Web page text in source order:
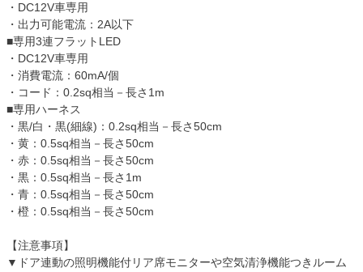
・DC12V車専用
・出力可能電流：2A以下
■専用3連フラットLED
・DC12V車専用
・消費電流：60mA/個
・コード：0.2sq相当－長さ1m
■専用ハーネス
・黒/白・黒(細線)：0.2sq相当－長さ50cm
・黄：0.5sq相当－長さ50cm
・赤：0.5sq相当－長さ50cm
・黒：0.5sq相当－長さ1m
・青：0.5sq相当－長さ50cm
・橙：0.5sq相当－長さ50cm
【注意事項】
▼ドア連動の照明機能付リア席モニターや空気清浄機能つきルーム